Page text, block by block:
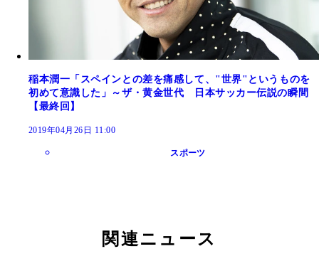
稲本潤一「スペインとの差を痛感して、"世界"というものを
初めて意識した」～ザ・黄金世代 日本サッカー伝説の瞬間
【最終回】
2019年04月26日 11:00
スポーツ
関連ニュース